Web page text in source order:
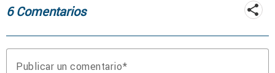
6 Comentarios
Publicar un comentario